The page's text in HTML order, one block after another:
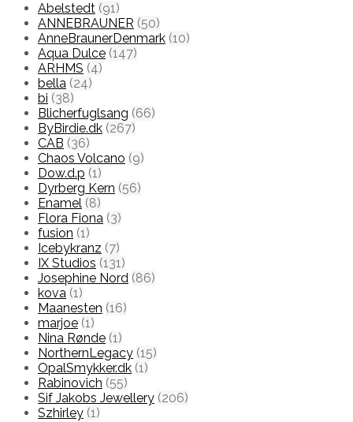
Abelstedt (91)
ANNEBRAUNER (50)
AnneBraunerDenmark (10)
Aqua Dulce (147)
ARHMS (4)
bella (24)
bi (38)
Blicherfuglsang (66)
ByBirdie.dk (267)
CAB (36)
Chaos Volcano (9)
Dow.d.p (1)
Dyrberg Kern (56)
Enamel (8)
Flora Fiona (3)
fusion (1)
Icebykranz (7)
IX Studios (131)
Josephine Nord (86)
kova (1)
Maanesten (16)
marjoe (1)
Nina Rønde (1)
NorthernLegacy (15)
OpalSmykker.dk (1)
Rabinovich (55)
Sif Jakobs Jewellery (206)
Szhirley (1)